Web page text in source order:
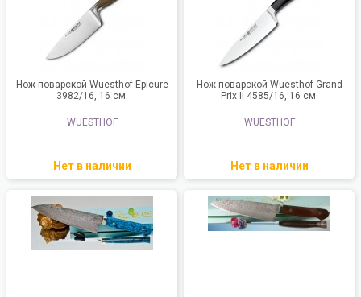
Нож поварской Wuesthof Epicure
3982/16, 16 см.
WUESTHOF
Нет в наличии
Нож поварской Wuesthof Grand
Prix II 4585/16, 16 см.
WUESTHOF
Нет в наличии